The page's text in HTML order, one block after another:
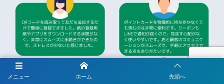
メニュー ホーム 先頭へ